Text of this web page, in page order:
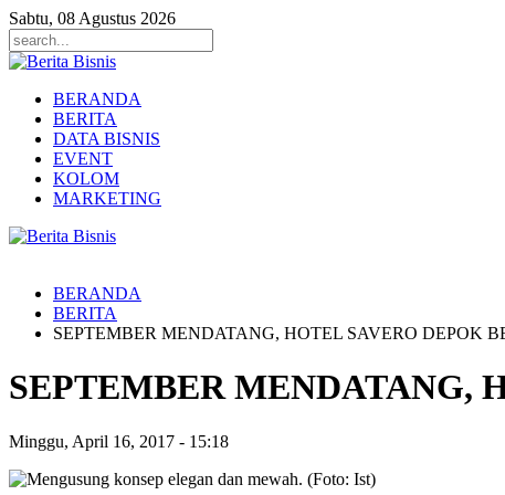
Sabtu, 08 Agustus 2026
BERANDA
BERITA
DATA BISNIS
EVENT
KOLOM
MARKETING
BERANDA
BERITA
SEPTEMBER MENDATANG, HOTEL SAVERO DEPOK
SEPTEMBER MENDATANG,
Minggu, April 16, 2017 - 15:18